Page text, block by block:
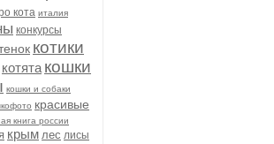
кота италия
конкурсы
котики
котята кошки
кошки и собаки
красивые
книга россии
крым лес лисы